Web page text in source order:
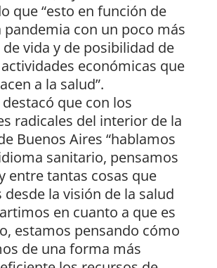
que “esto en función de
pandemia con un poco más
vida y de posibilidad de
económicas que
a la salud”.
que con los
radicales del interior de la
Buenos Aires “hablamos
sanitario, pensamos
entre tantas cosas que
desde la visión de la salud
en cuanto a que es
estamos pensando cómo
de una forma más